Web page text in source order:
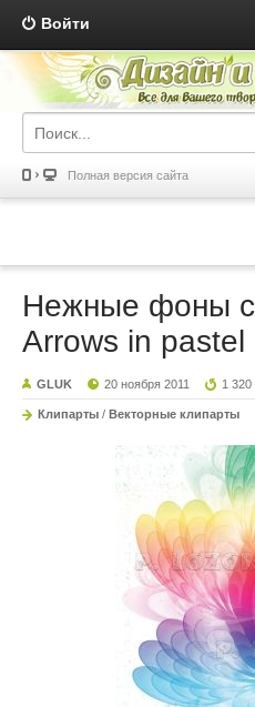
Войти
Полная версия сайта
Нежные фоны
Arrows in
GLUK 20 ноября 2011 1 320
Клипарты / Векторные клипарты